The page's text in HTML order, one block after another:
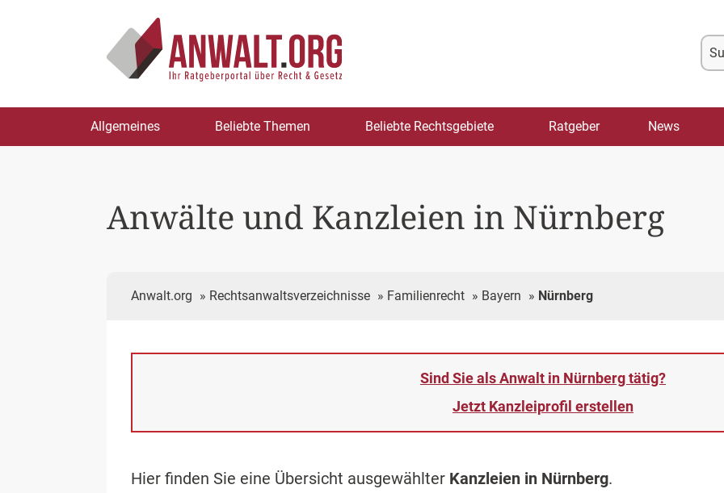
springen
Allgemeines Beliebte Themen Beliebte Rechtsgebiete Ratgeber News
Anwälte und Kanzleien in Nürnberg
Anwalt.org » Rechtsanwaltsverzeichnisse » Familienrecht » Bayern » Nürnberg
Sind Sie als Anwalt in Nürnberg tätig?
Jetzt Kanzleiprofil erstellen
Hier finden Sie eine Übersicht ausgewählter Kanzleien in Nürnberg.